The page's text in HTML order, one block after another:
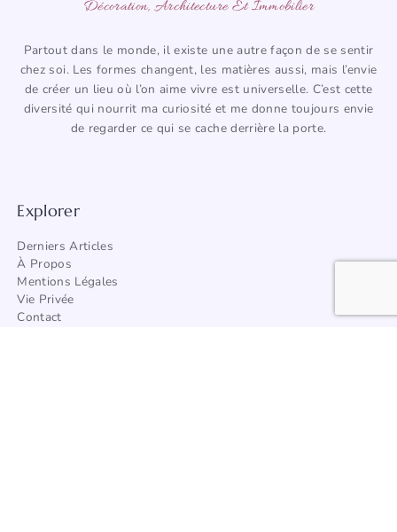
Décoration, Architecture Et Immobilier
Partout dans le monde, il existe une autre façon de se sentir
chez soi. Les formes changent, les matières aussi, mais l’envie
de créer un lieu où l’on aime vivre est universelle. C’est cette
diversité qui nourrit ma curiosité et me donne toujours envie
de regarder ce qui se cache derrière la porte.
Explorer
Derniers Articles
À Propos
Mentions Légales
Vie Privée
Contact